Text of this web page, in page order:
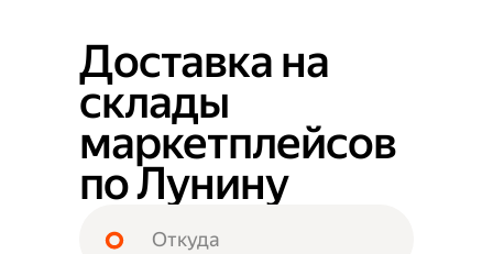
Доставка на
склады
маркетплейсов
по Лунину